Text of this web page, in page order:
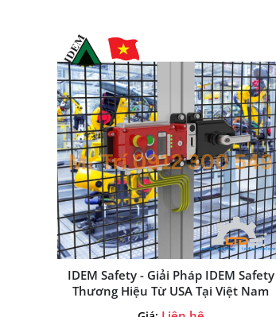
IDEM Safety - Giải Pháp IDEM Safety
Thương Hiệu Từ USA Tại Việt Nam